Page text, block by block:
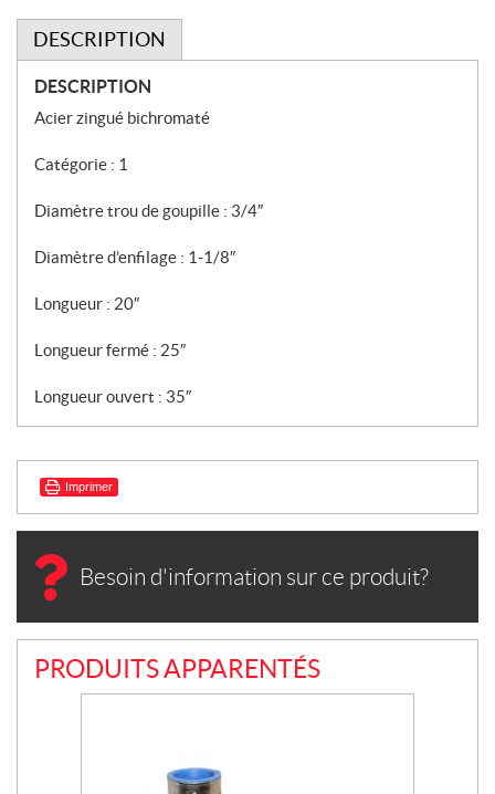
1
CASEIH
(87299171)
DESCRIPTION
DESCRIPTION
Acier zingué bichromaté
Catégorie : 1
Diamètre trou de goupille : 3/4″
Diamètre d’enfilage : 1-1/8″
Longueur : 20″
Longueur fermé : 25″
Longueur ouvert : 35″
Imprimer
Besoin d'information sur ce produit?
PRODUITS APPARENTÉS